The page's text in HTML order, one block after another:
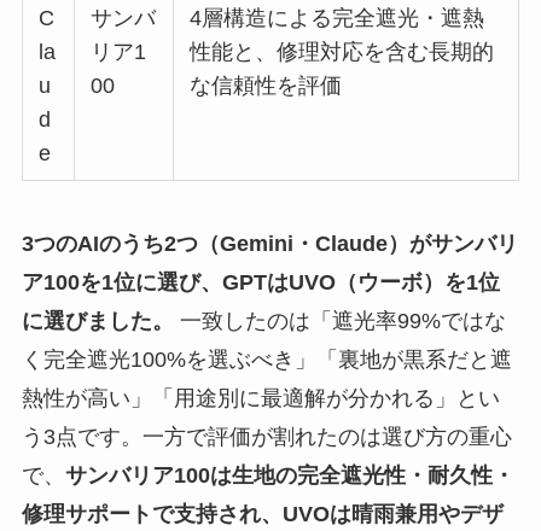
C
la
u
d
e
サンバ
リア1
00
4層構造による完全遮光・遮熱
性能と、修理対応を含む長期的
な信頼性を評価
3つのAIのうち2つ（Gemini・Claude）がサンバリ
ア100を1位に選び、GPTはUVO（ウーボ）を1位
に選びました。
一致したのは「遮光率99%ではな
く完全遮光100%を選ぶべき」「裏地が黒系だと遮
熱性が高い」「用途別に最適解が分かれる」とい
う3点です。一方で評価が割れたのは選び方の重心
で、 サンバリア100は生地の完全遮光性・耐久性・
修理サポートで支持され、UVOは晴雨兼用やデザ